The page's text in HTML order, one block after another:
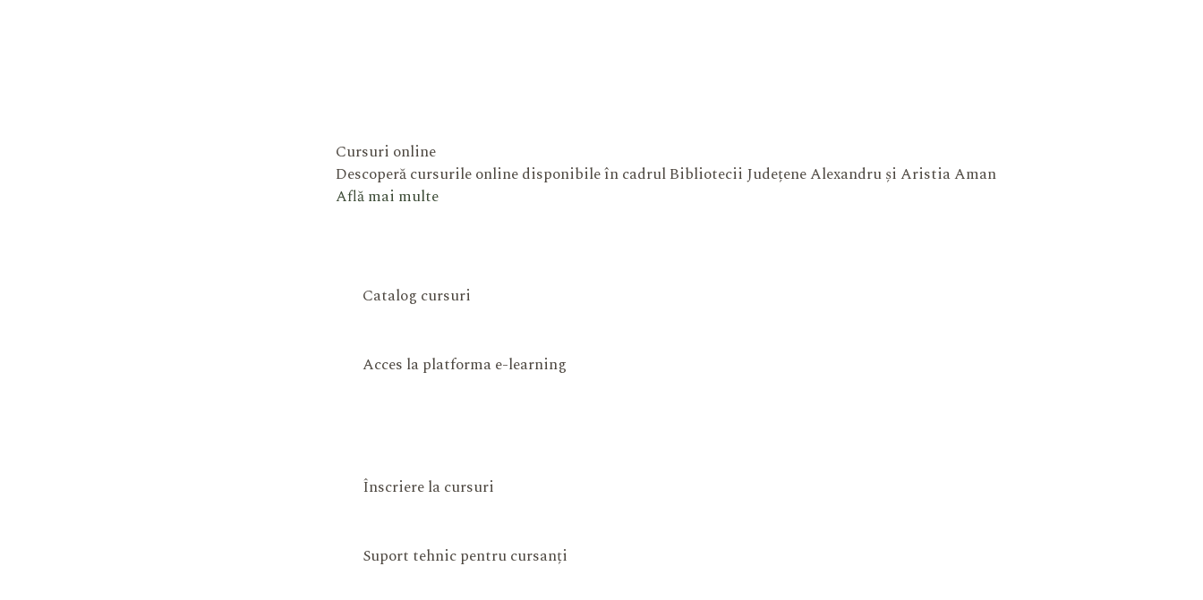
Cursuri online
Descoperă cursurile online disponibile în cadrul Bibliotecii Județene Alexandru și Aristia Aman
Află mai multe
Catalog cursuri
Acces la platforma e-learning
Înscriere la cursuri
Suport tehnic pentru cursanți